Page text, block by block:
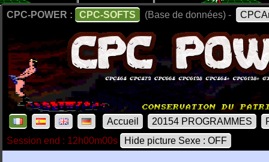
CPC-POWER : CPC-SOFTS (Base de données) -
Accueil 20154 PROGRAMMES
Session end : 12h00m00s
Hide picture Sexe : OFF